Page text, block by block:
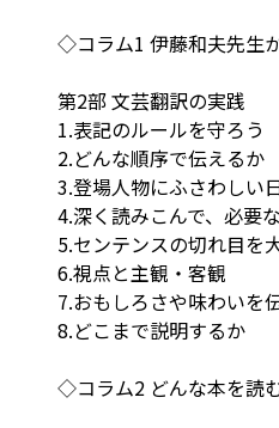
◇コラム1 伊藤和夫先生
第2部 文芸翻訳の実践
1.表記のルールを守ろう
2.どんな順序で伝えるか
3.登場人物にふさわしい
4.深く読みこんで、必要
5.センテンスの切れ目を
6.視点と主観・客観
7.おもしろさや味わいを
8.どこまで説明するか
◇コラム2 どんな本を読